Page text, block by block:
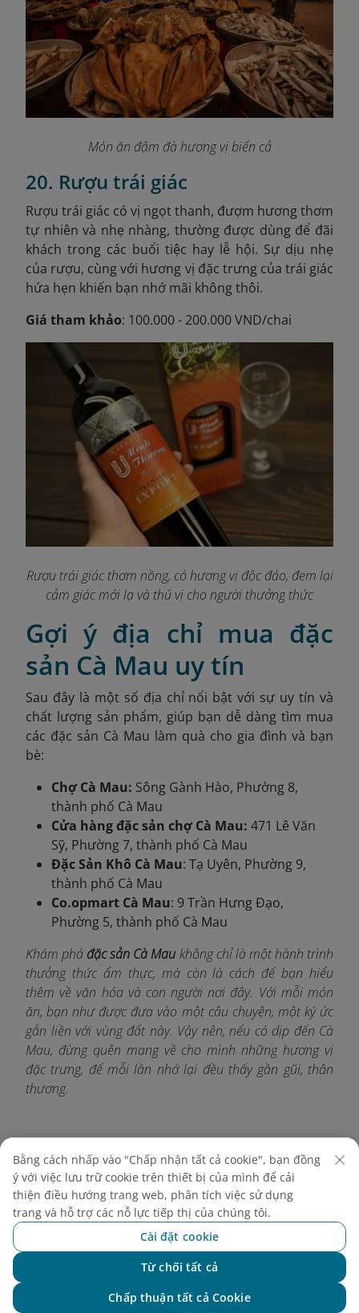
Món ăn đậm đà hương vị biển cả
20. Rượu trái giác
Rượu trái giác có vị ngọt thanh, đượm hương thơm
tự nhiên và nhẹ nhàng, thường được dùng để đãi
khách trong các buổi tiệc hay lễ hội. Sự dịu nhẹ
của rượu, cùng với hương vị đặc trưng của trái giác
hứa hẹn khiến bạn nhớ mãi không thôi.
Giá tham khảo: 100.000 - 200.000 VND/chai
Rượu trái giác thơm nồng, có hương vị độc đáo, đem lại
cảm giác mới lạ và thú vị cho người thưởng thức
Gợi ý địa chỉ mua đặc
sản Cà Mau uy tín
Sau đây là một số địa chỉ nổi bật với sự uy tín và
chất lượng sản phẩm, giúp bạn dễ dàng tìm mua
các đặc sản Cà Mau làm quà cho gia đình và bạn
bè:
Chợ Cà Mau: Sông Gành Hào, Phường 8,
thành phố Cà Mau
Cửa hàng đặc sản chợ Cà Mau: 471 Lê Văn
Sỹ, Phường 7, thành phố Cà Mau
Đặc Sản Khô Cà Mau: Tạ Uyên, Phường 9,
thành phố Cà Mau
Co.opmart Cà Mau: 9 Trần Hưng Đạo,
Phường 5, thành phố Cà Mau
Khám phá đặc sản Cà Mau không chỉ là một hành trình
thưởng thức ẩm thực, mà còn là cách để bạn hiểu
thêm về văn hóa và con người nơi đây. Với mỗi món
ăn, bạn như được đưa vào một câu chuyện, một ký ức
gắn liền với vùng đất này. Vậy nên, nếu có dịp đến Cà
Mau, đừng quên mang về cho mình những hương vị
đặc trưng, để mỗi lần nhớ lại đều thấy gần gũi, thân
thương.
Khám phá thêm
Bằng cách nhấp vào "Chấp nhận tất cả cookie", bạn đồng
ý với việc lưu trữ cookie trên thiết bị của mình để cải
thiện điều hướng trang web, phân tích việc sử dụng
trang và hỗ trợ các nỗ lực tiếp thị của chúng tôi.
Cài đặt cookie
Từ chối tất cả
Chấp thuận tất cả Cookie